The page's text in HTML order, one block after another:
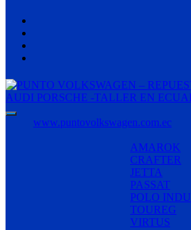
www.puntovolkswagen.com.ec
AMAROK
CRAFTER
JETTA
PASSAT
POLO INDU
TOUREG
VIRTUS